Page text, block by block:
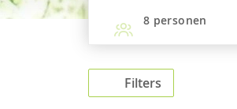
8 personen
Filters